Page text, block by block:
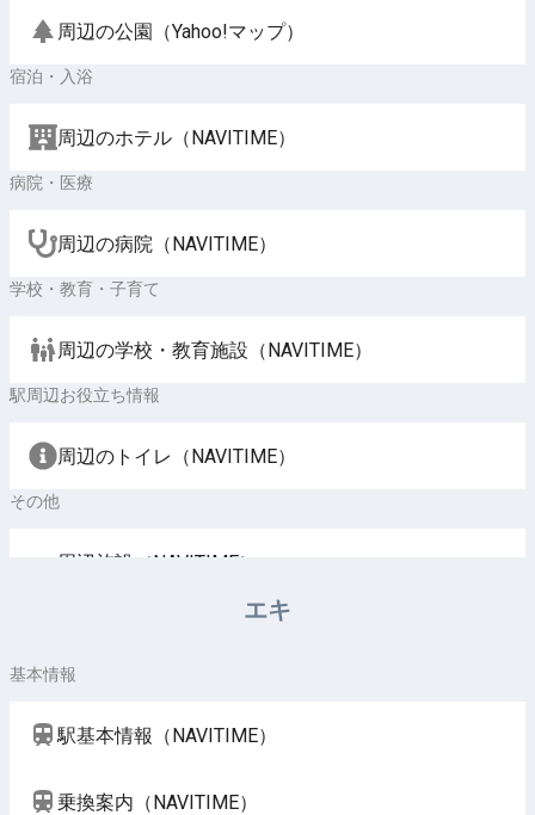
周辺の公園（Yahoo!マップ）
宿泊・入浴
周辺のホテル（NAVITIME）
病院・医療
周辺の病院（NAVITIME）
学校・教育・子育て
周辺の学校・教育施設（NAVITIME）
駅周辺お役立ち情報
周辺のトイレ（NAVITIME）
その他
周辺施設（NAVITIME）
エキ
基本情報
駅基本情報（NAVITIME）
乗換案内（NAVITIME）